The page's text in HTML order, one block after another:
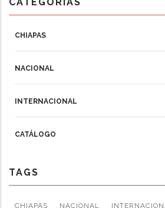
CHIAPAS
NACIONAL
INTERNACIONAL
CATÁLOGO
TAGS
CHIAPAS NACIONAL